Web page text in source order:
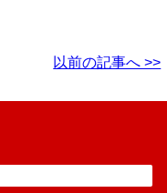
以前の記事へ >>